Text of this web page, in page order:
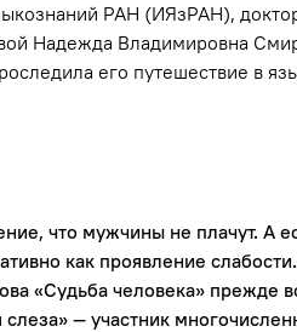
РАН (ИЯзРАН),
Надежда Владимировна
его путешествие в
что мужчины не плачут. А
как проявление
«Судьба человека» прежде
слеза» — участник